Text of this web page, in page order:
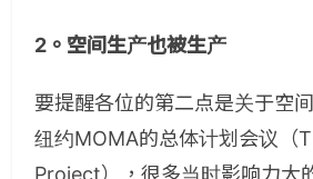
2。空间生产也被生产
要提醒各位的第二点是关于空
纽约MOMA的总体计划会议（
Project），很多当时影响力大